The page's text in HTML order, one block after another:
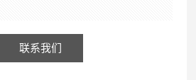
联系我们